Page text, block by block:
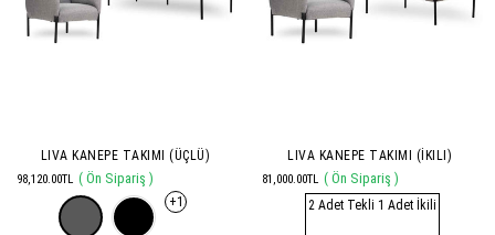
LIVA KANEPE TAKIMI (ÜÇLÜ)
98,120.00TL ( Ön Sipariş )
+1
LIVA KANEPE TAKIMI (İKILI)
81,000.00TL ( Ön Sipariş )
2 Adet Tekli 1 Adet İkili